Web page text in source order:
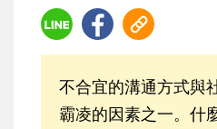
不合宜的溝通方式與
霸凌的因素之一。什